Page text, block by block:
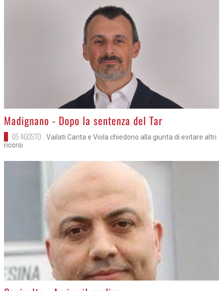
>Madignano - Dopo la sentenza del Tar
05 AGOSTO
Vailati Canta e Viola chiedono alla giunta di evitare altri
ricorsi
>